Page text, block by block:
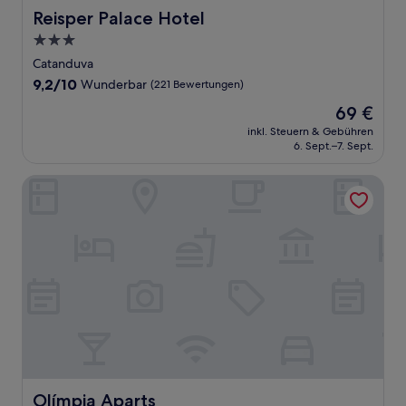
Reisper Palace Hotel
Reisper Palace Hotel
3.0-
Sterne-
Unterkunft
Catanduva
9.2
9,2/10 Wunderbar (221 Bewertungen)
Der
Preis
beträgt
69 €
inkl. Steuern & Gebühren
6. Sept.–7. Sept.
Olímpia Aparts
Olímpia Aparts